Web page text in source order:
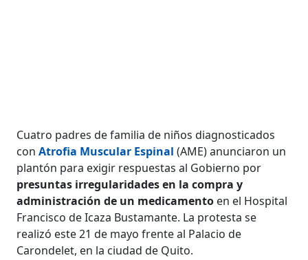
Cuatro padres de familia de niños diagnosticados
conAtrofia Muscular Espinal (AME) anunciaron un
plantón para exigir respuestas al Gobierno por
presuntas irregularidades en la compra y
administración de un medicamento en el Hospital
Francisco de Icaza Bustamante. La protesta se
realizó este 21 de mayo frente al Palacio de
Carondelet, en la ciudad de Quito.